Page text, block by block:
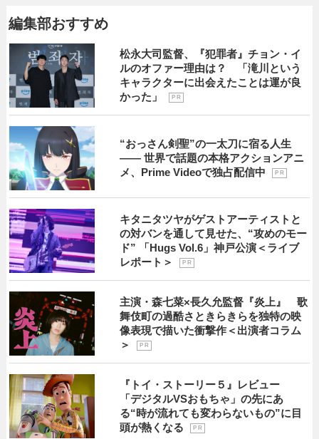
編集部おすすめ
松永大司監督、『犯罪者』チョン・イ
ルのオファー理由は？ 「滝川という
キャラクターに出会えたことは運が良
かった」
P R
“おっさん剣聖”の一太刀に宿る人生
―― 世界で話題の本格アクションアニ
メ、Prime Videoで独占配信中
P R
キタニタツヤがゲストアーティストと
の対バンを通して見せた、“攻めのモー
ド” 「Hugs Vol.6」神戸公演＜ライブ
レポート＞
P R
主演・森七菜×長久允監督『炎上』 歌
舞伎町の過酷さときらきらを独特の映
像表現で描いた衝撃作＜出演者コラム
＞
P R
『トイ・ストーリー５』レビュー
「デジタルVSおもちゃ」の先にあ
る“時が流れても変わらないもの”に目
頭が熱くなる
P R